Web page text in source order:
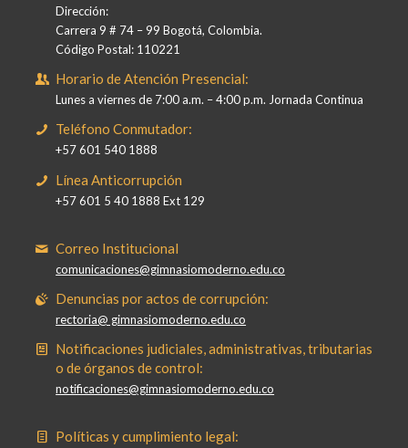
Dirección:
Carrera 9 # 74 – 99 Bogotá, Colombia.
Código Postal: 110221
Horario de Atención Presencial:
Lunes a viernes de 7:00 a.m. – 4:00 p.m. Jornada Continua
Teléfono Conmutador:
+57 601 540 1888
Línea Anticorrupción
+57 601 5 40 1888 Ext 129
Correo Institucional
comunicaciones@gimnasiomoderno.edu.co
Denuncias por actos de corrupción:
rectoria@ gimnasiomoderno.edu.co
Notificaciones judiciales, administrativas, tributarias
o de órganos de control:
notificaciones@gimnasiomoderno.edu.co
Políticas y cumplimiento legal: